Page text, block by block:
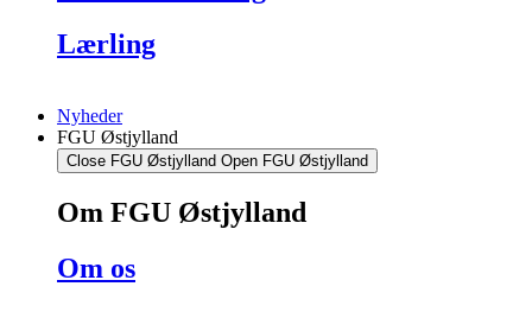
Lærling
Nyheder
FGU Østjylland
Close FGU Østjylland Open FGU Østjylland
Om FGU Østjylland
Om os